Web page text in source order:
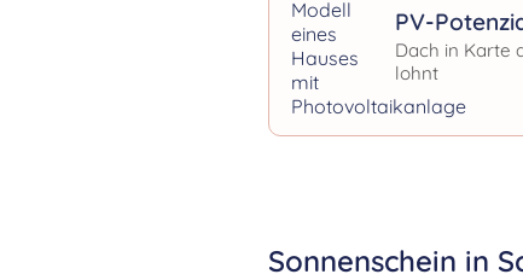
PV-
Dach in Karte
lohnt
Sonnenschein in